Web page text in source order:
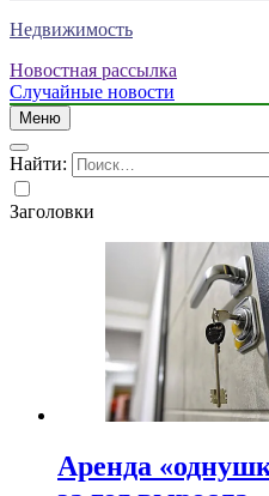
Недвижимость
Новостная рассылка
Случайные новости
Меню
Найти:
Заголовки
Аренда